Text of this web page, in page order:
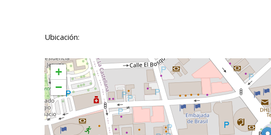
Ubicación:
+
−